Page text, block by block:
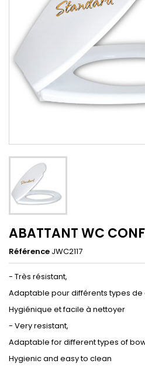
ABATTANT WC
Référence JWC2117
- Très résistant,
Adaptable pour différents types de
Hygiénique et facile à nettoyer
- Very resistant,
Adaptable for different types of
Hygienic and easy to clean